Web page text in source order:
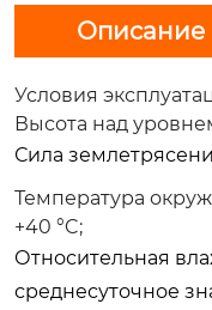
Описание
Условия
Высота над
Сила
Температура
+40 °C;
Относительная
среднесуточное